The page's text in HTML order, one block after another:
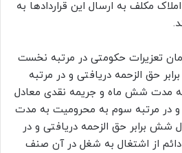
مکلف به ارسال این قراردادها به
تعزیرات حکومتی در مرتبه نخست
حق الزحمه دریافتی و در مرتبه
مدت شش ماه و جریمه نقدی معادل
و در مرتبه سوم به محرومیت به مدت
شش برابر حق الزحمه دریافتی و در
از اشتغال به شغل در آن صنف